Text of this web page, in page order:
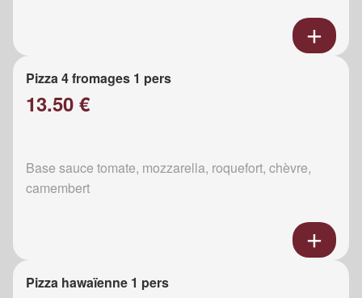
Pizza 4 fromages 1 pers
13.50 €
Base sauce tomate, mozzarella, roquefort, chèvre,
camembert
Pizza hawaïenne 1 pers